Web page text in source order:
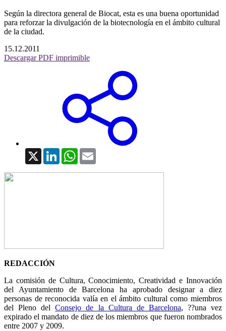
Según la directora general de Biocat, esta es una buena oportunidad
para reforzar la divulgación de la biotecnología en el ámbito cultural
de la ciudad.
15.12.2011
Descargar PDF imprimible
X LinkedInWhatsApp
REDACCIÓN
La comisión de Cultura, Conocimiento, Creatividad e Innovación
del Ayuntamiento de Barcelona ha aprobado designar a diez
personas de reconocida valía en el ámbito cultural como miembros
del Pleno delConsejo de la Cultura de Barcelona, ??una vez
expirado el mandato de diez de los miembros que fueron nombrados
entre 2007 y 2009.